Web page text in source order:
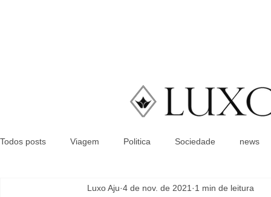
Todos posts Viagem Politica Sociedade news
Luxo Aju 4 de nov. de 2021 1 min de leitura